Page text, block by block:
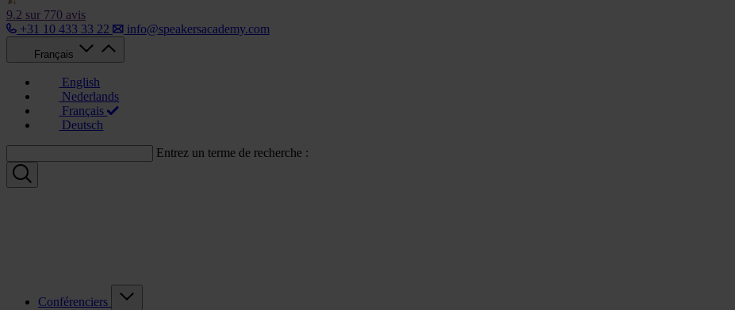
9.2 sur 770 avis
+31 10 433 33 22
info@speakersacademy.com
Français
English
Nederlands
Français
Deutsch
Entrez un terme de recherche :
Conférenciers